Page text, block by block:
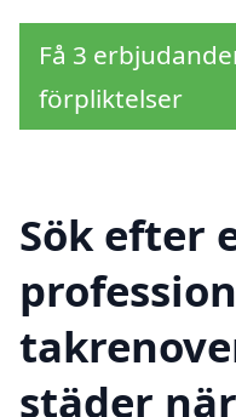
Få 3
förpliktelser
Sök efter
städer